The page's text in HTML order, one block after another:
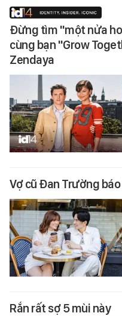
Đừng tìm "một nửa
cùng bạn "Grow
Zendaya
Vợ cũ Đan Trường
Rắn rất sợ 5 mùi này